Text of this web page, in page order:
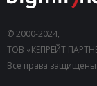
© 2000-2024,
ТОВ «КЕПРЕЙТ
Все права защищены.